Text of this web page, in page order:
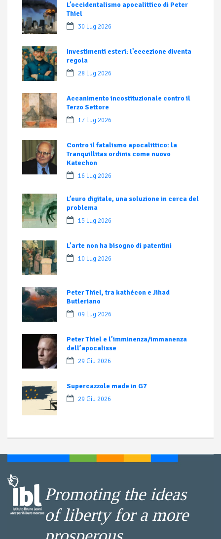
L’occidentalismo apocalittico di Peter
Thiel
30 Lug 2026
Investimenti esteri: l’eccezione diventa
regola
28 Lug 2026
Accanimento incostituzionale contro il
Terzo Settore
17 Lug 2026
Contro il fatalismo apocalittico: la
Tranquillitas ordinis come nuovo
Katechon
16 Lug 2026
L’euro digitale, una soluzione in cerca del
problema
15 Lug 2026
L’arte non ha bisogno di patentini
10 Lug 2026
Peter Thiel, tra kathécon e Jihad
Butleriano
09 Lug 2026
Peter Thiel e l’imminenza/immanenza
dell’apocalisse
29 Giu 2026
Supercazzole made in G7
29 Giu 2026
Promoting the ideas
of liberty for a more